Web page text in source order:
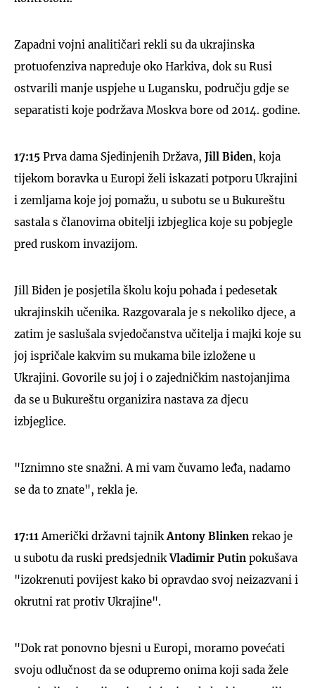
Zapadni vojni analitičari rekli su da ukrajinska
protuofenziva napreduje oko Harkiva, dok su Rusi
ostvarili manje uspjehe u Lugansku, području gdje se
separatisti koje podržava Moskva bore od 2014. godine.
17:15 Prva dama Sjedinjenih Država, Jill Biden, koja
tijekom boravka u Europi želi iskazati potporu Ukrajini
i zemljama koje joj pomažu, u subotu se u Bukureštu
sastala s članovima obitelji izbjeglica koje su pobjegle
pred ruskom invazijom.
Jill Biden je posjetila školu koju pohađa i pedesetak
ukrajinskih učenika. Razgovarala je s nekoliko djece, a
zatim je saslušala svjedočanstva učitelja i majki koje su
joj ispričale kakvim su mukama bile izložene u
Ukrajini. Govorile su joj i o zajedničkim nastojanjima
da se u Bukureštu organizira nastava za djecu
izbjeglice.
"Iznimno ste snažni. A mi vam čuvamo leđa, nadamo
se da to znate", rekla je.
17:11Američki državni tajnikAntony Blinken rekao je
u subotu da ruski predsjednikVladimir Putin pokušava
"izokrenuti povijest kako bi opravdao svoj neizazvani i
okrutni rat protiv Ukrajine".
"Dok rat ponovno bjesni u Europi, moramo povećati
svoju odlučnost da se odupremo onima koji sada žele
UKLJUČITE NOTIFIKACIJE